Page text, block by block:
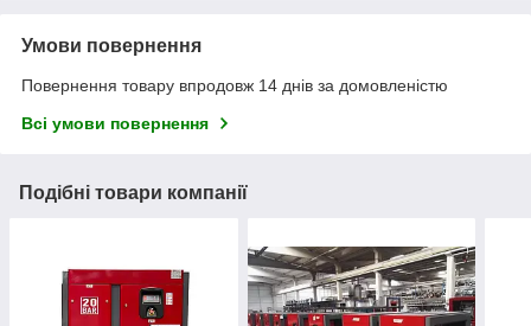
Умови повернення
Повернення товару впродовж 14 днів за домовленістю
Всі умови повернення
Подібні товари компанії